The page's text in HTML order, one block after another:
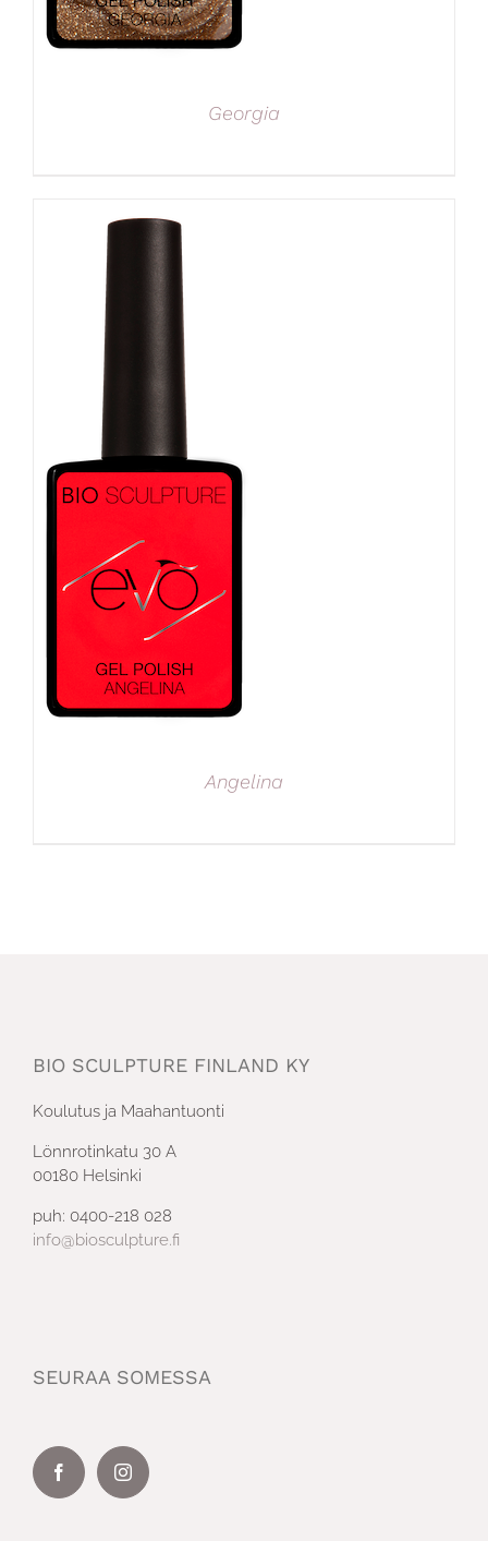
Georgia
Angelina
BIO SCULPTURE FINLAND KY
Koulutus ja Maahantuonti
Lönnrotinkatu 30 A
00180 Helsinki
puh: 0400-218 028
info@biosculpture.fi
SEURAA SOMESSA